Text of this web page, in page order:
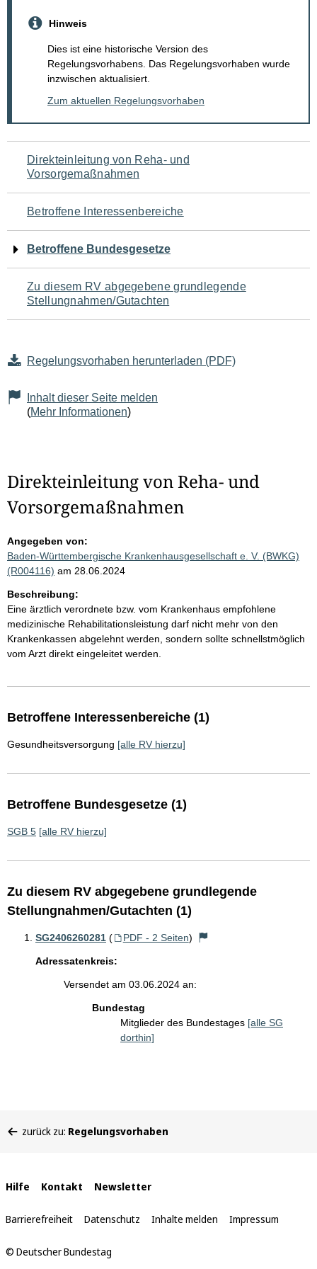
Hinweis
Dies ist eine historische Version des
Regelungsvorhabens. Das Regelungsvorhaben wurde
inzwischen aktualisiert.
Zum aktuellen Regelungsvorhaben
Navigation
für
den
Seiteninhalt
Direkteinleitung von Reha- und
Vorsorgemaßnahmen
Betroffene Interessenbereiche
Betroffene Bundesgesetze
Zu diesem RV abgegebene grundlegende
Stellungnahmen/Gutachten
Regelungsvorhaben herunterladen (PDF)
Inhalt dieser Seite melden
(Mehr Informationen)
Direkteinleitung von Reha- und
Vorsorgemaßnahmen
Angegeben von:
Baden-Württembergische Krankenhausgesellschaft e. V. (BWKG)
(R004116) am 28.06.2024
Beschreibung:
Eine ärztlich verordnete bzw. vom Krankenhaus empfohlene
medizinische Rehabilitationsleistung darf nicht mehr von den
Krankenkassen abgelehnt werden, sondern sollte schnellstmöglich
vom Arzt direkt eingeleitet werden.
Betroffene Interessenbereiche (1)
Gesundheitsversorgung [alle RV hierzu]
Betroffene Bundesgesetze (1)
SGB 5 [alle RV hierzu]
Zu diesem RV abgegebene grundlegende
Stellungnahmen/Gutachten (1)
SG2406260281 ( PDF - 2 Seiten)
Adressatenkreis:
Versendet am 03.06.2024 an:
Bundestag
Mitglieder des Bundestages [alle SG
dorthin]
befinden
zurück zu: Regelungsvorhaben
Interne
Links
Hilfe Kontakt Newsletter
Barrierefreiheit Datenschutz Inhalte melden Impressum
© Deutscher Bundestag